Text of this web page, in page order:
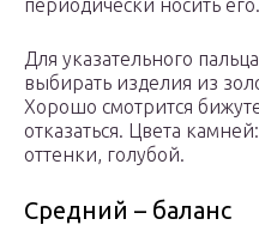
периодически носить его.
Для указательного
выбирать изделия из
Хорошо смотрится
отказаться. Цвета
оттенки, голубой.
Средний – баланс